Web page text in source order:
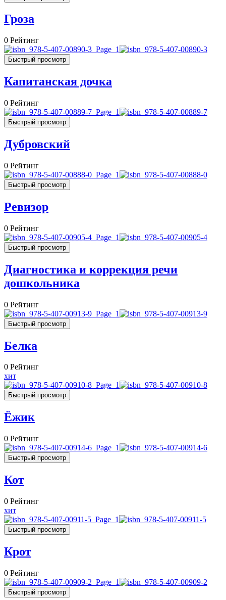
Гроза
0 Рейтинг
Быстрый просмотр
Капитанская дочка
0 Рейтинг
Быстрый просмотр
Дубровский
0 Рейтинг
Быстрый просмотр
Ревизор
0 Рейтинг
Быстрый просмотр
Диагностика и коррекция речи
дошкольника
0 Рейтинг
Быстрый просмотр
Белка
0 Рейтинг
хит
Быстрый просмотр
Ёжик
0 Рейтинг
Быстрый просмотр
Кот
0 Рейтинг
хит
Быстрый просмотр
Крот
0 Рейтинг
Быстрый просмотр